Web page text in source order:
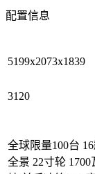
配置信息
5199x2073x1839
3120
全球限量100台
全景 22寸轮